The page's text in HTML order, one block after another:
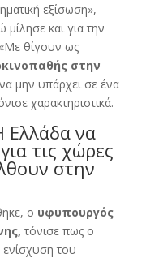
εξίσωση»,
και για την
θίγουν ως
στην
μην υπάρχει σε ένα
χαρακτηριστικά.
Ελλάδα να
τις χώρες
στην
ο υφυπουργός
τόνισε πως ο
του